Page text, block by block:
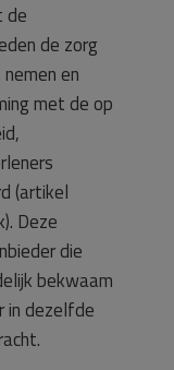
de
de zorg
en
met de op
(artikel
Deze
die
bekwaam
in dezelfde